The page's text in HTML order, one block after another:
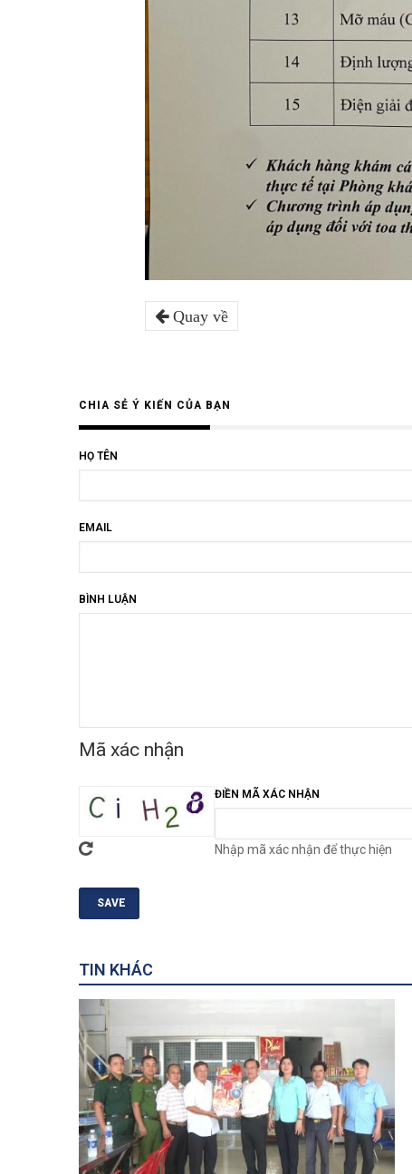
Quay về
CHIA SẺ Ý KIẾN CỦA BẠN
HỌ TÊN
EMAIL
BÌNH LUẬN
Mã xác nhận
ĐIỀN MÃ XÁC NHẬN
Nhập mã xác nhận để thực hiện
TIN KHÁC